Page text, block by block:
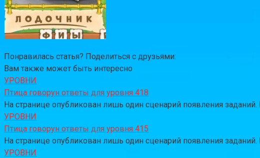
Понравилась статья? Поделиться с друзьями:
Вам также может быть интересно
УРОВНИ
Птица говорун ответы для уровня 418
На странице опубликован лишь один сценарий появления заданий.
УРОВНИ
Птица говорун ответы для уровня 415
На странице опубликован лишь один сценарий появления заданий.
УРОВНИ